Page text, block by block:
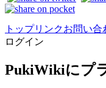
トップリンクお問い合
ログイン
PukiWikiにプ